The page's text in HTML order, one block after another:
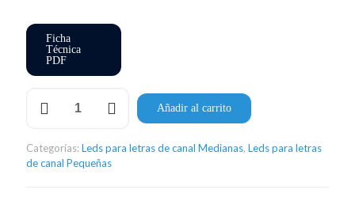
Ficha
Técnica
PDF
RGB
cantidad
Añadir al carrito
Categorías:Leds para letras de canal Medianas, Leds para letras
de canal Pequeñas